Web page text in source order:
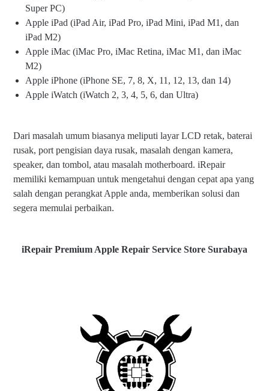
Super PC)
Apple iPad (iPad Air, iPad Pro, iPad Mini, iPad M1, dan
iPad M2)
Apple iMac (iMac Pro, iMac Retina, iMac M1, dan iMac
M2)
Apple iPhone (iPhone SE, 7, 8, X, 11, 12, 13, dan 14)
Apple iWatch (iWatch 2, 3, 4, 5, 6, dan Ultra)
Dari masalah umum biasanya meliputi layar LCD retak, baterai
rusak, port pengisian daya rusak, masalah dengan kamera,
speaker, dan tombol, atau masalah motherboard. iRepair
memiliki kemampuan untuk mengetahui dengan cepat apa yang
salah dengan perangkat Apple anda, memberikan solusi dan
segera memulai perbaikan.
iRepair Premium Apple Repair Service Store Surabaya